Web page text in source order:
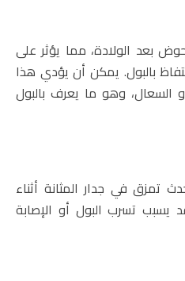
بعد الولادة، مما يؤثر على
بالبول. يمكن أن يؤدي هذا
السعال، وهو ما يعرف بالبول
تمزق في جدار المثانة أثناء
يسبب تسرب البول أو الإصابة